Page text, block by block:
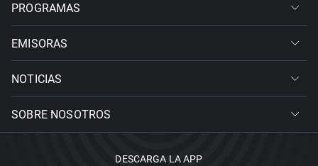
PROGRAMAS
EMISORAS
NOTICIAS
SOBRE NOSOTROS
DESCARGA LA APP